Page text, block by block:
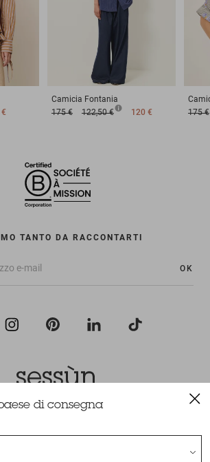
Camicia Fontania
175 €
122,50 € 120 €
175 €
TANTO DA RACCONTARTI
OK
i diritti riservati Sessùn 2022
di consegna